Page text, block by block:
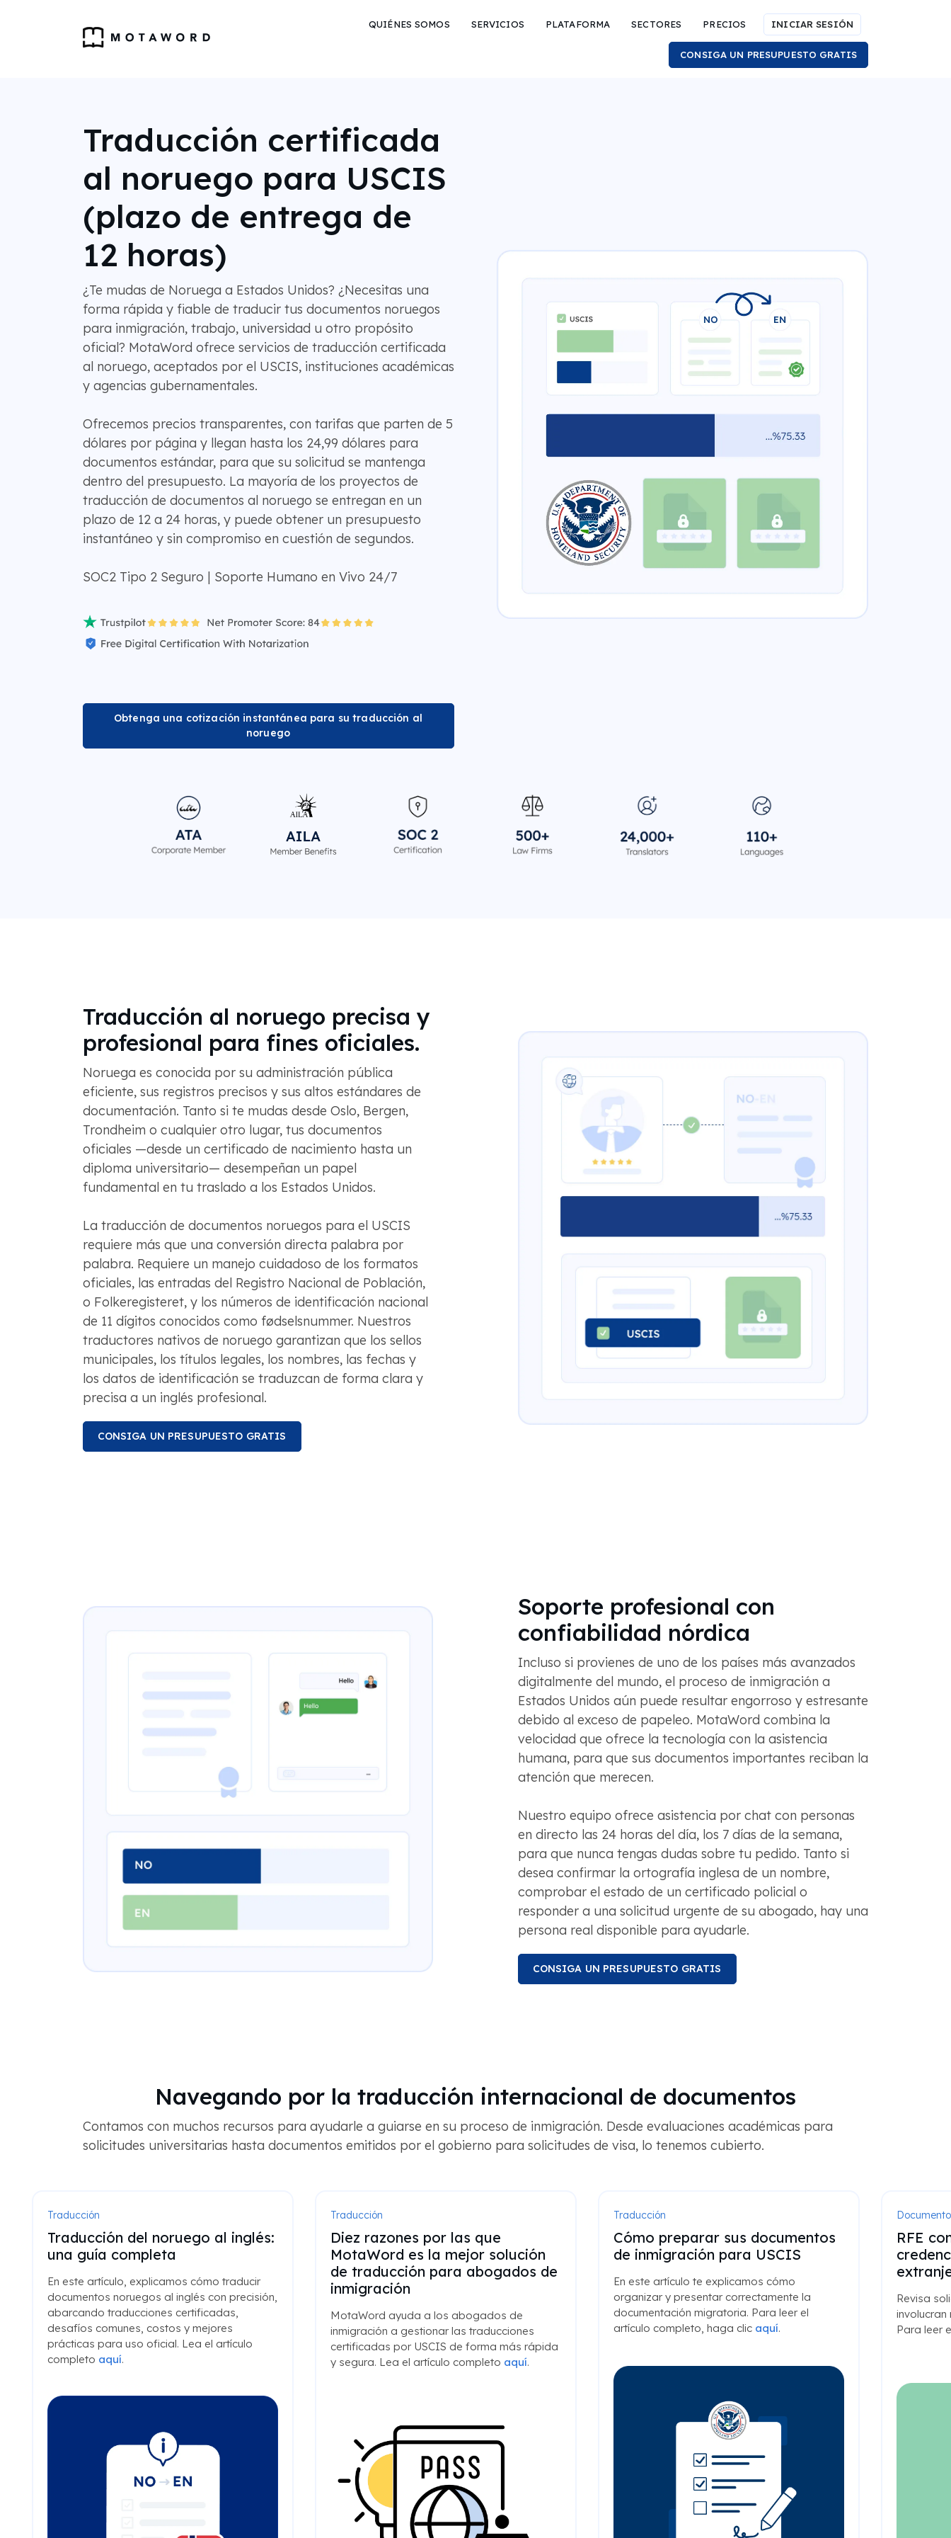
QUIÉNES SOMOS SERVICIOS PLATAFORMA SECTORES PRECIOS INICIAR SESIÓN
CONSIGA UN PRESUPUESTO GRATIS
Traducción certificada
al noruego para USCIS
(plazo de entrega de
12 horas)
¿Te mudas de Noruega a Estados Unidos? ¿Necesitas una
forma rápida y fiable de traducir tus documentos noruegos
para inmigración, trabajo, universidad u otro propósito
oficial? MotaWord ofrece servicios de traducción certificada
al noruego, aceptados por el USCIS, instituciones académicas
y agencias gubernamentales.
Ofrecemos precios transparentes, con tarifas que parten de 5
dólares por página y llegan hasta los 24,99 dólares para
documentos estándar, para que su solicitud se mantenga
dentro del presupuesto. La mayoría de los proyectos de
traducción de documentos al noruego se entregan en un
plazo de 12 a 24 horas, y puede obtener un presupuesto
instantáneo y sin compromiso en cuestión de segundos.
SOC2 Tipo 2 Seguro | Soporte Humano en Vivo 24/7
Obtenga una cotización instantánea para su traducción al
noruego
Traducción al noruego precisa y
profesional para fines oficiales.
Noruega es conocida por su administración pública
eficiente, sus registros precisos y sus altos estándares de
documentación. Tanto si te mudas desde Oslo, Bergen,
Trondheim o cualquier otro lugar, tus documentos
oficiales —desde un certificado de nacimiento hasta un
diploma universitario— desempeñan un papel
fundamental en tu traslado a los Estados Unidos.
La traducción de documentos noruegos para el USCIS
requiere más que una conversión directa palabra por
palabra. Requiere un manejo cuidadoso de los formatos
oficiales, las entradas del Registro Nacional de Población,
o Folkeregisteret, y los números de identificación nacional
de 11 dígitos conocidos como fødselsnummer. Nuestros
traductores nativos de noruego garantizan que los sellos
municipales, los títulos legales, los nombres, las fechas y
los datos de identificación se traduzcan de forma clara y
precisa a un inglés profesional.
CONSIGA UN PRESUPUESTO GRATIS
Soporte profesional con
confiabilidad nórdica
Incluso si provienes de uno de los países más avanzados
digitalmente del mundo, el proceso de inmigración a
Estados Unidos aún puede resultar engorroso y estresante
debido al exceso de papeleo. MotaWord combina la
velocidad que ofrece la tecnología con la asistencia
humana, para que sus documentos importantes reciban la
atención que merecen.
Nuestro equipo ofrece asistencia por chat con personas
en directo las 24 horas del día, los 7 días de la semana,
para que nunca tengas dudas sobre tu pedido. Tanto si
desea confirmar la ortografía inglesa de un nombre,
comprobar el estado de un certificado policial o
responder a una solicitud urgente de su abogado, hay una
persona real disponible para ayudarle.
CONSIGA UN PRESUPUESTO GRATIS
Navegando por la traducción internacional de documentos
Contamos con muchos recursos para ayudarle a guiarse en su proceso de inmigración. Desde evaluaciones académicas para
solicitudes universitarias hasta documentos emitidos por el gobierno para solicitudes de visa, lo tenemos cubierto.
Traducción
Traducción del noruego al inglés:
una guía completa
En este artículo, explicamos cómo traducir
documentos noruegos al inglés con precisión,
abarcando traducciones certificadas,
desafíos comunes, costos y mejores
prácticas para uso oficial. Lea el artículo
completo aquí.
Traducción
Diez razones por las que
MotaWord es la mejor solución
de traducción para abogados de
inmigración
MotaWord ayuda a los abogados de
inmigración a gestionar las traducciones
certificadas por USCIS de forma más rápida
y segura. Lea el artículo completo aquí.
Traducción
Cómo preparar sus documentos
de inmigración para USCIS
En este artículo te explicamos cómo
organizar y presentar correctamente la
documentación migratoria. Para leer el
artículo completo, haga clic aquí.
RFE
Revisa
Para leer